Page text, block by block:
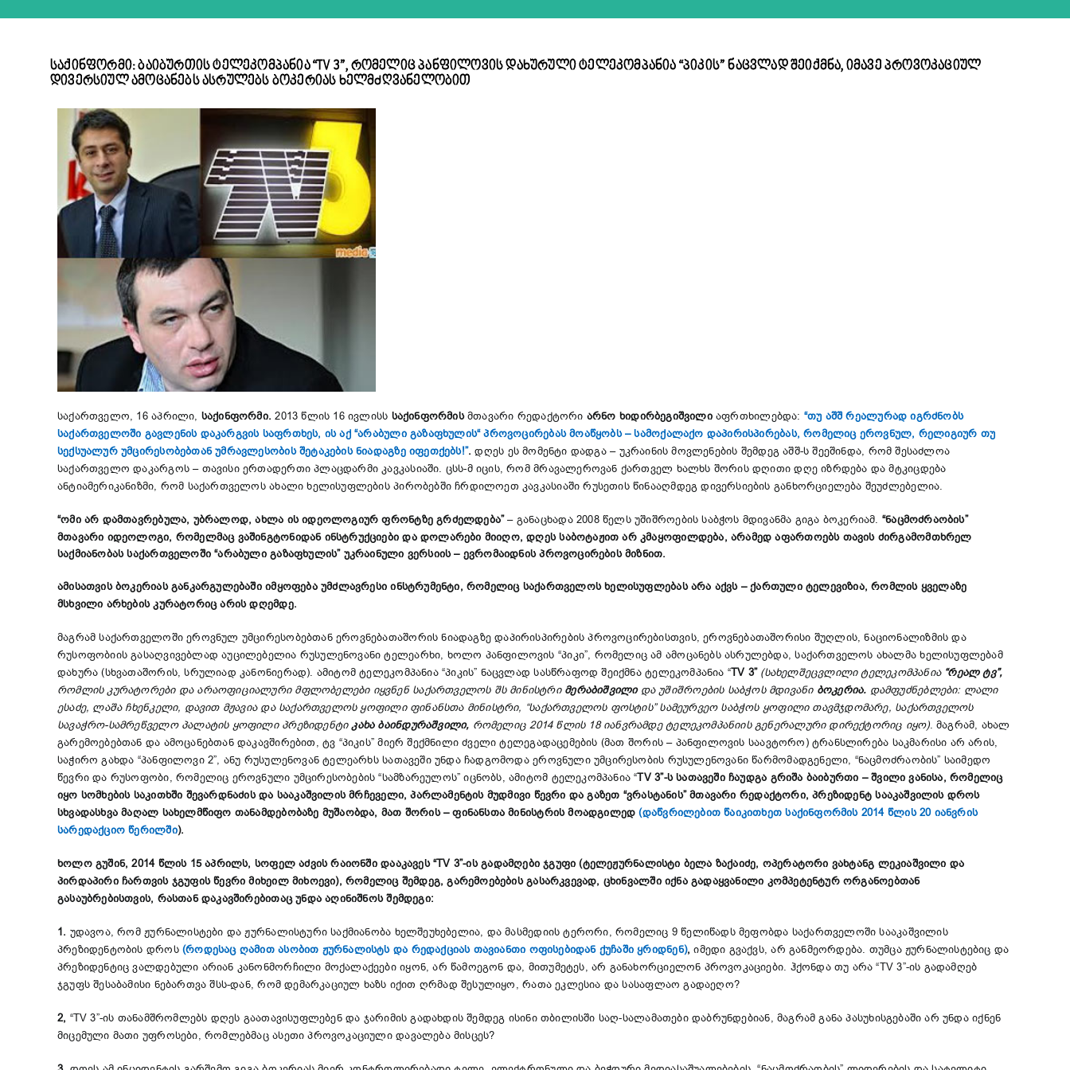
საქინფორმი: ბაიბურთის ტელეკომპანია “TV 3”, რომელიც პანფილოვის დახურული ტელეკომპანია “პიკის” ნაცვლად შეიქმნა, იმავე პროვოკაციულ
დივერსიულ ამოცანებს ასრულებს ბოკერიას ხელმძღვანელობით
საქართველო, 16 აპრილი, საქინფორმი. 2013 წლის 16 ივლისს საქინფორმისმთავარი რედაქტორი არნო ხიდირბეგიშვილიაფრთხილებდა: “თუ აშშ რეალურად იგრძნობს
საქართველოში გავლენის დაკარგვის საფრთხეს, ის აქ “არაბული გაზაფხულის“ პროვოცირებას მოაწყობს – სამოქალაქო დაპირისპირებას, რომელიც ეროვნულ, რელიგიურ თუ
სექსუალურ უმცირესობებთან უმრავლესობის შეტაკების ნიადაგზე იფეთქებს!”. დღეს ეს მომენტი დადგა – უკრაინის მოვლენების შემდეგ აშშ-ს შეეშინდა, რომ შესაძლოა
საქართველო დაკარგოს – თავისი ერთადერთი პლაცდარმი კავკასიაში. ცსს-მ იცის, რომ მრავალეროვან ქართველ ხალხს შორის დღითი დღე იზრდება და მტკიცდება
ანტიამერიკანიზმი, რომ საქართველოს ახალი ხელისუფლების პირობებში ჩრდილოეთ კავკასიაში რუსეთის წინააღმდეგ დივერსიების განხორციელება შეუძლებელია.
“ომი არ დამთავრებულა, უბრალოდ, ახლა ის იდეოლოგიურ ფრონტზე გრძელდება”– განაცხადა 2008 წელს უშიშროების საბჭოს მდივანმა გიგა ბოკერიამ. “ნაცმოძრაობის”
მთავარი იდეოლოგი, რომელმაც ვაშინგტონიდან ინსტრუქციები და დოლარები მიიღო, დღეს საბოტაჟით არ კმაყოფილდება, არამედ აფართოებს თავის ძირგამომთხრელ
საქმიანობას საქართველოში “არაბული გაზაფხულის” უკრაინული ვერსიის – ევრომაიდნის პროვოცირების მიზნით.
ამისათვის ბოკერიას განკარგულებაში იმყოფება უმძლავრესი ინსტრუმენტი, რომელიც საქართველოს ხელისუფლებას არა აქვს – ქართული ტელევიზია, რომლის ყველაზე
მსხვილი არხების კურატორიც არის დღემდე.
მაგრამ საქართველოში ეროვნულ უმცირესობებთან ეროვნებათაშორის ნიადაგზე დაპირისპირების პროვოცირებისთვის, ეროვნებათაშორისი შუღლის, ნაციონალიზმის და
რუსოფობიის გასაღვივებლად აუცილებელია რუსულენოვანი ტელეარხი, ხოლო პანფილოვის “პიკი”, რომელიც ამ ამოცანებს ასრულებდა, საქართველოს ახალმა ხელისუფლებამ
დახურა (სხვათაშორის, სრულიად კანონიერად). ამიტომ ტელეკომპანია “პიკის” ნაცვლად სასწრაფოდ შეიქმნა ტელეკომპანია “ТV 3” (სახელშეცვლილი ტელეკომპანია “რეალ ტვ”,
რომლის კურატორები და არაოფიციალური მფლობელები იყვნენ საქართველოს შს მინისტრი მერაბიშვილიდა უშიშროების საბჭოს მდივანი ბოკერია. დამფუძნებლები: ლალი
ესაძე, ლაშა ჩხენკელი, დავით მჟავია და საქართველოს ყოფილი ფინანსთა მინისტრი, “საქართველოს ფოსტის” სამეურვეო საბჭოს ყოფილი თავმჯდომარე, საქართველოს
სავაჭრო-სამრეწველო პალატის ყოფილი პრეზიდენტიკახა ბაინდურაშვილი, რომელიც 2014 წლის 18 იანვრამდე ტელეკომპანიის გენერალური დირექტორიც იყო). მაგრამ, ახალ
გარემოებებთან და ამოცანებთან დაკავშირებით, ტვ “პიკის” მიერ შექმნილი ძველი ტელეგადაცემების (მათ შორის – პანფილოვის საავტორო) ტრანსლირება საკმარისი არ არის,
საჭირო გახდა “პანფილოვი 2”, ანუ რუსულენოვან ტელეარხს სათავეში უნდა ჩადგომოდა ეროვნული უმცირესობის რუსულენოვანი წარმომადგენელი, “ნაცმოძრაობის” საიმედო
წევრი და რუსოფობი, რომელიც ეროვნული უმცირესობების “სამზარეულოს” იცნობს, ამიტომ ტელეკომპანია “ТV 3”-ს სათავეში ჩაუდგა გრიშა ბაიბურთი – შვილი ვანისა, რომელიც
იყო სომხების საკითხში შევარდნაძის და სააკაშვილის მრჩეველი, პარლამენტის მუდმივი წევრი და გაზეთ “ვრასტანის” მთავარი რედაქტორი, პრეზიდენტ სააკაშვილის დროს
სხვადასხვა მაღალ სახელმწიფო თანამდებობაზე მუშაობდა, მათ შორის – ფინანსთა მინისტრის მოადგილედ(დაწვრილებით წაიკითხეთ საქინფორმის 2014 წლის 20 იანვრის
სარედაქციო წერილში).
ხოლო გუშინ, 2014 წლის 15 აპრილს, სოფელ აძვის რაიონში დააკავეს “ТV 3”-ის გადამღები ჯგუფი (ტელეჟურნალისტი ბელა ზაქაიძე, ოპერატორი ვახტანგ ლეკიაშვილი და
პირდაპირი ჩართვის ჯგუფის წევრი მიხეილ მიხოევი), რომელიც შემდეგ, გარემოებების გასარკვევად, ცხინვალში იქნა გადაყვანილი კომპეტენტურ ორგანოებთან
გასაუბრებისთვის, რასთან დაკავშირებითაც უნდა აღინიშნოს შემდეგი:
1. უდავოა, რომ ჟურნალისტები და ჟურნალისტური საქმიანობა ხელშეუხებელია, და მასმედიის ტერორი, რომელიც 9 წელიწადს მეფობდა საქართველოში სააკაშვილის
პრეზიდენტობის დროს (როდესაც ღამით ასობით ჟურნალისტს და რედაქციას თავიანთი ოფისებიდან ქუჩაში ყრიდნენ), იმედი გვაქვს, არ განმეორდება. თუმცა ჟურნალისტებიც და
პრეზიდენტიც ვალდებული არიან კანონმორჩილი მოქალაქეები იყონ, არ წამოეგონ და, მითუმეტეს, არ განახორციელონ პროვოკაციები. ჰქონდა თუ არა “ТV 3”-ის გადამღებ
ჯგუფს შესაბამისი ნებართვა შსს-დან, რომ დემარკაციულ ხაზს იქით ღრმად შესულიყო, რათა ეკლესია და სასაფლაო გადაეღო?
2, “ТV 3”-ის თანამშრომლებს დღეს გაათავისუფლებენ და ჯარიმის გადახდის შემდეგ ისინი თბილისში საღ-სალამათები დაბრუნდებიან, მაგრამ განა პასუხისგებაში არ უნდა იქნენ
მიცემული მათი უფროსები, რომლებმაც ასეთი პროვოკაციული დავალება მისცეს?